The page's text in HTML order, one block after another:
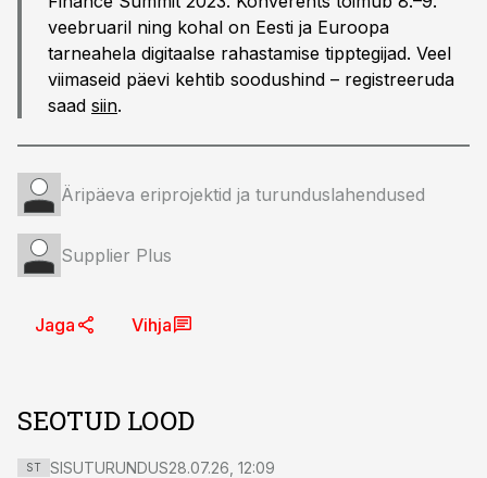
veebruaril ning kohal on Eesti ja Euroopa
tarneahela digitaalse rahastamise tipptegijad. Veel
viimaseid päevi kehtib soodushind – registreeruda
saad siin.
Äripäeva eriprojektid ja turunduslahendused
Supplier Plus
Jaga Vihja
SEOTUD LOOD
ST SISUTURUNDUS28.07.26, 12:09